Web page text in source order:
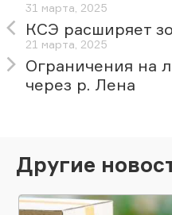
31 марта, 2025
КСЭ расширяет
21 марта, 2025
Ограничения на
через р. Лена
Другие